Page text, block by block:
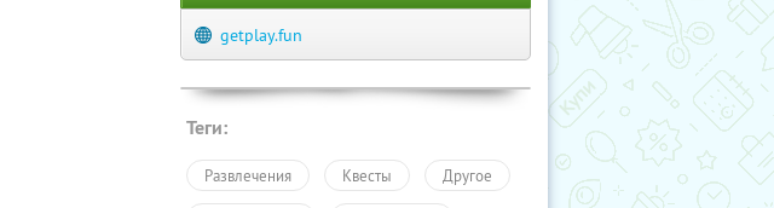
getplay.fun
Теги:
Развлечения Квесты Другое